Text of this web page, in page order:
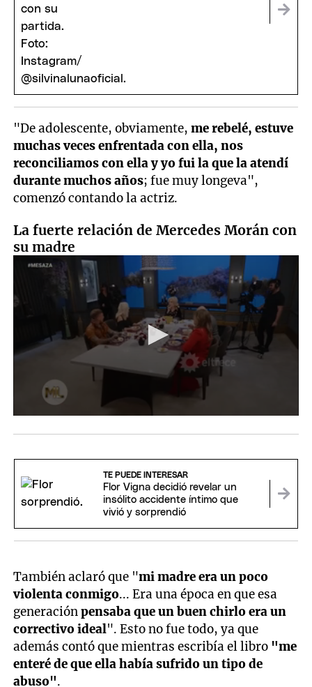
"De adolescente, obviamente, me rebelé, estuve
muchas veces enfrentada con ella, nos
reconciliamos con ella y yo fui la que la atendí
durante muchos años; fue muy longeva",
comenzó contando la actriz.
La fuerte relación de Mercedes Morán con
su madre
TE PUEDE INTERESAR
Flor Vigna decidió revelar un
insólito accidente íntimo que
vivió y sorprendió
También aclaró que "mi madre era un poco
violenta conmigo... Era una época en que esa
generaciónpensaba que un buen chirlo era un
correctivo ideal". Esto no fue todo, ya que
además contó que mientras escribía el libro "me
enteré de que ella había sufrido un tipo de
abuso".